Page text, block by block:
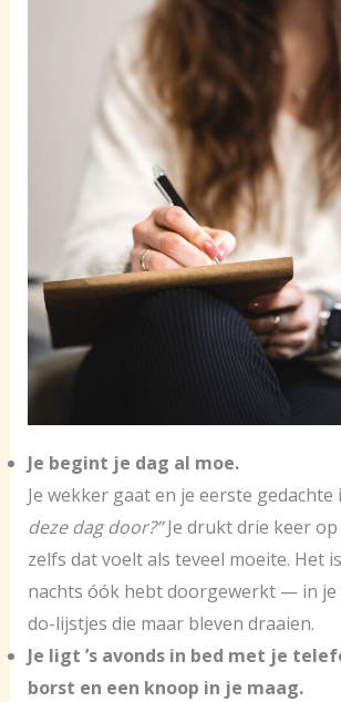
Je begint je dag al moe.
Je wekker gaat en je eerste gedachte
deze dag door?”Je drukt drie keer
zelfs dat voelt als teveel moeite. Het
nachts óók hebt doorgewerkt — in
do-lijstjes die maar bleven draaien.
Je ligt ’s avonds in bed met je
borst en een knoop in je maag.